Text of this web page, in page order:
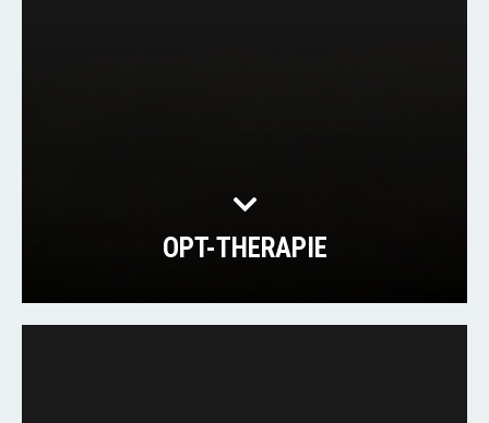
OPT-THERAPIE